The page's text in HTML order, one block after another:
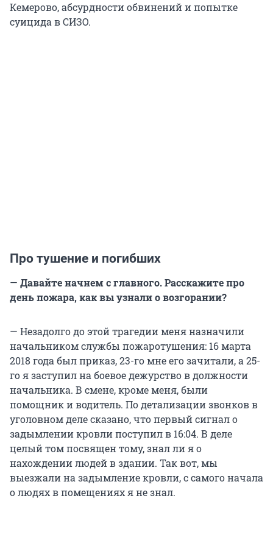
Кемерово, абсурдности обвинений и попытке
суицида в СИЗО.
Про тушение и погибших
— Давайте начнем с главного. Расскажите про
день пожара, как вы узнали о возгорании?
— Незадолго до этой трагедии меня назначили
начальником службы пожаротушения: 16 марта
2018 года был приказ, 23-го мне его зачитали, а 25-
го я заступил на боевое дежурство в должности
начальника. В смене, кроме меня, были
помощник и водитель. По детализации звонков в
уголовном деле сказано, что первый сигнал о
задымлении кровли поступил в 16:04. В деле
целый том посвящен тому, знал ли я о
нахождении людей в здании. Так вот, мы
выезжали на задымление кровли, с самого начала
о людях в помещениях я не знал.